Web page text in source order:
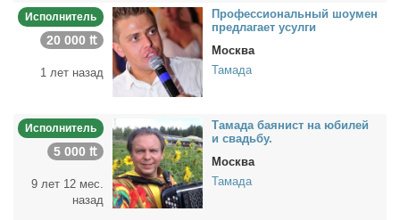
Исполнитель
20 000 ₶
1 лет назад
Про­фес­сио­наль­ный шо­умен
пред­ла­га­ет усул­ги
Москва
Тамада
Исполнитель
5 000 ₶
9 лет 12 мес.
назад
Та­ма­да ба­я­нист на юби­лей
и свадь­бу.
Москва
Тамада